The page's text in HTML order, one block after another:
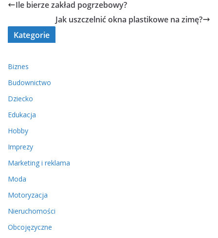
Ile bierze zakład pogrzebowy?
Jak uszczelnić okna plastikowe na zimę?
Kategorie
Biznes
Budownictwo
Dziecko
Edukacja
Hobby
Imprezy
Marketing i reklama
Moda
Motoryzacja
Nieruchomości
Obcojęzyczne